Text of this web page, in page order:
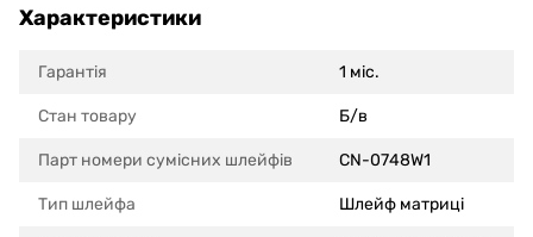
Характеристики
Гарантія 1 міс.
Стан товару Б/в
Парт номери сумісних шлейфів CN-0748W1
Тип шлейфа Шлейф матриці